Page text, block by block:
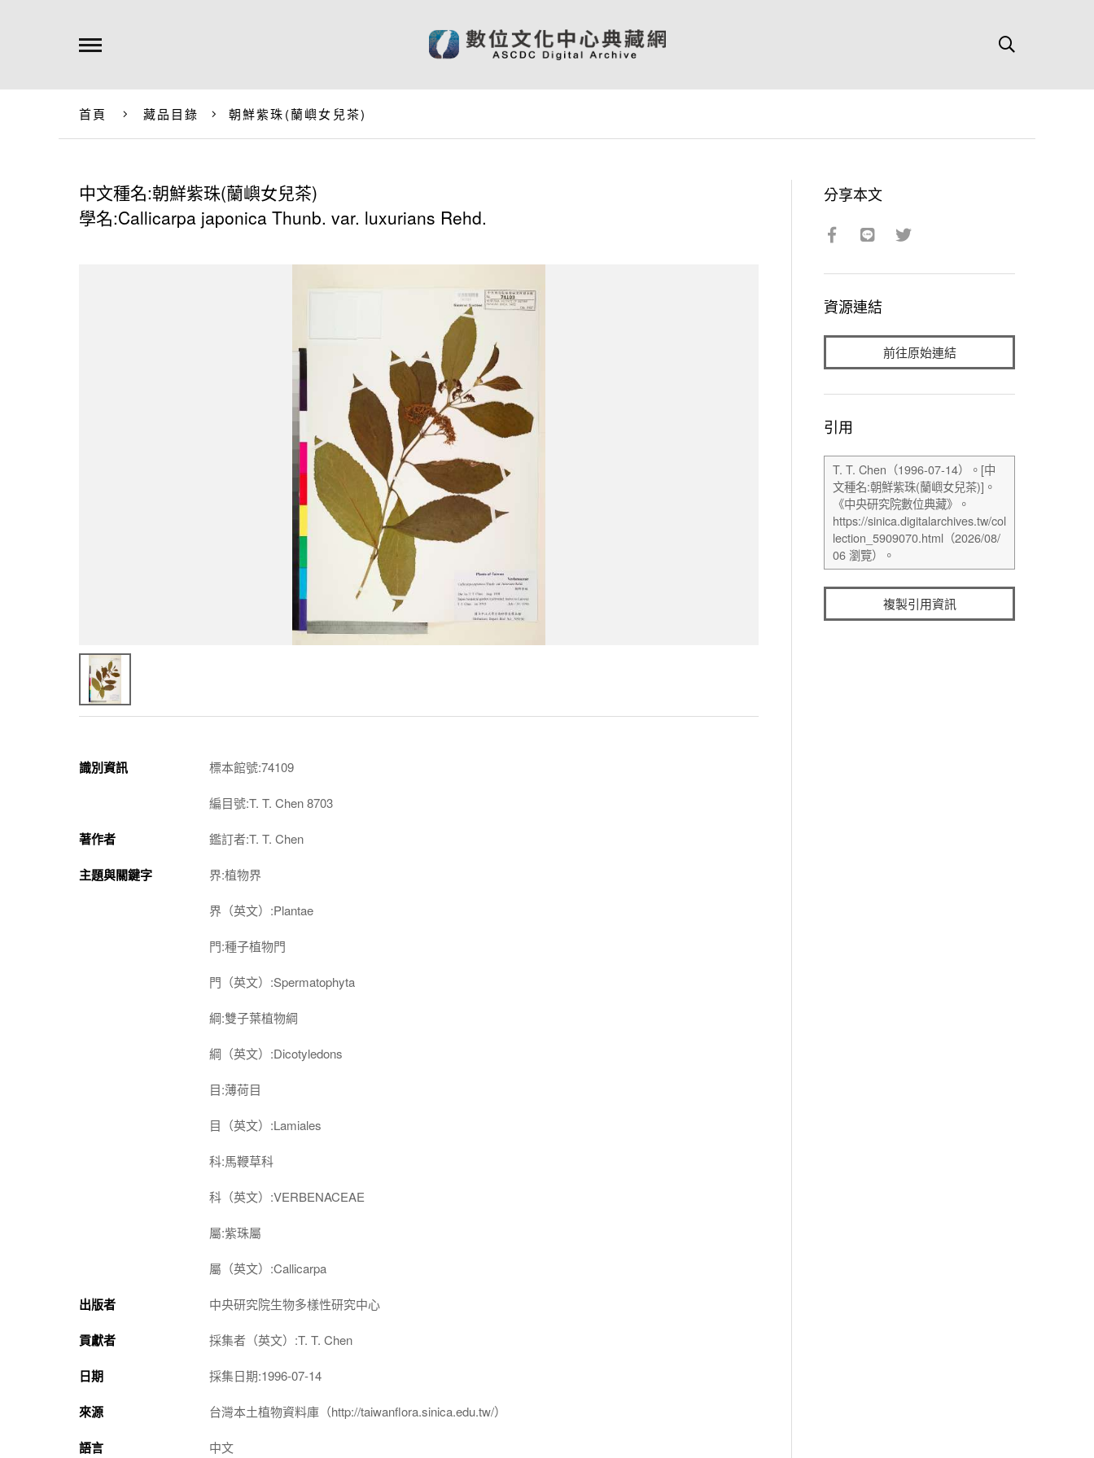
首頁 藏品目錄 朝鮮紫珠(蘭嶼女兒茶)
中文種名:朝鮮紫珠(蘭嶼女兒茶)
學名:Callicarpa japonica Thunb. var. luxurians Rehd.
識別資訊 標本館號:74109
編目號:T. T. Chen 8703
著作者 鑑訂者:T. T. Chen
主題與關鍵字 界:植物界
界（英文）:Plantae
門:種子植物門
門（英文）:Spermatophyta
綱:雙子葉植物綱
綱（英文）:Dicotyledons
目:薄荷目
目（英文）:Lamiales
科:馬鞭草科
科（英文）:VERBENACEAE
屬:紫珠屬
屬（英文）:Callicarpa
出版者 中央研究院生物多樣性研究中心
貢獻者 採集者（英文）:T. T. Chen
日期 採集日期:1996-07-14
來源 台灣本土植物資料庫（http://taiwanflora.sinica.edu.tw/）
語言 中文
分享本文
資源連結
前往原始連結
引用
複製引用資訊